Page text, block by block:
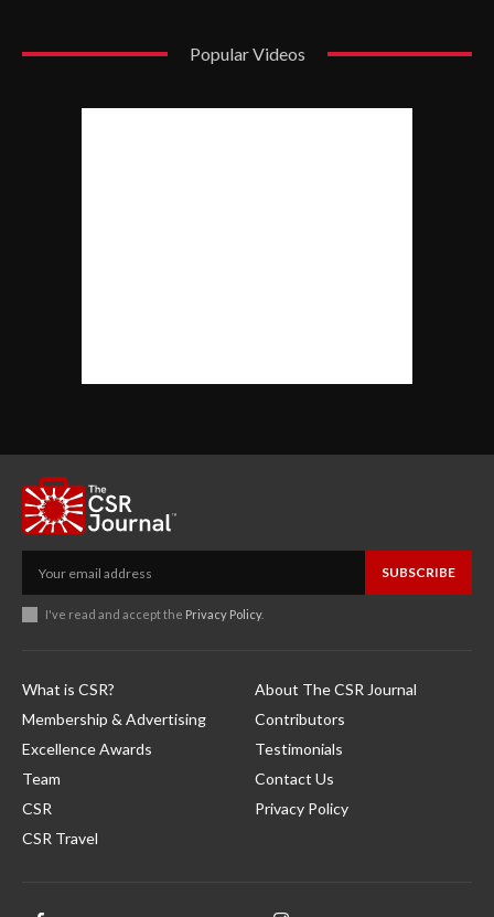
Popular Videos
SUBSCRIBE
I've read and accept the Privacy Policy.
What is CSR?
Membership & Advertising
Excellence Awards
Team
CSR
CSR Travel
About The CSR Journal
Contributors
Testimonials
Contact Us
Privacy Policy